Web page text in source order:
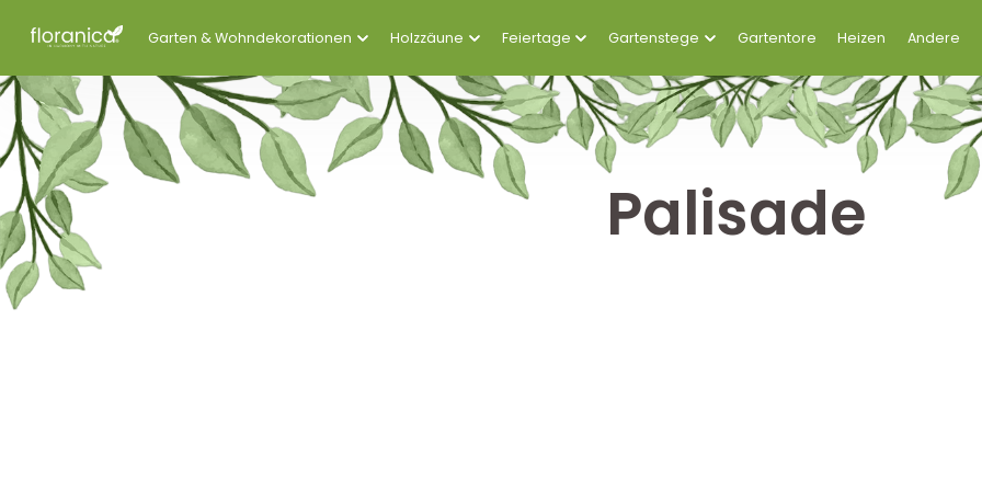
Garten & Wohndekorationen Holzzäune Feiertage Gartenstege Gartentore Heizen Andere
Palisade